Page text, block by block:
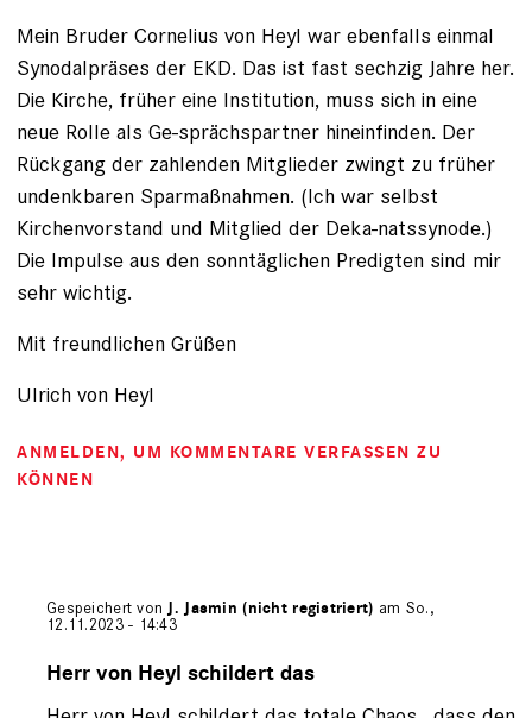
Mein Bruder Cornelius von Heyl war ebenfalls einmal
Synodalpräses der EKD. Das ist fast sechzig Jahre her.
Die Kirche, früher eine Institution, muss sich in eine
neue Rolle als Ge-sprächspartner hineinfinden. Der
Rückgang der zahlenden Mitglieder zwingt zu früher
undenkbaren Sparmaßnahmen. (Ich war selbst
Kirchenvorstand und Mitglied der Deka-natssynode.)
Die Impulse aus den sonntäglichen Predigten sind mir
sehr wichtig.
Mit freundlichen Grüßen
Ulrich von Heyl
ANMELDEN, UM KOMMENTARE VERFASSEN ZU
KÖNNEN
Gespeichert von J. Jasmin (nicht registriert) am So.,
12.11.2023 - 14:43
auf
Herr von Heyl schildert das